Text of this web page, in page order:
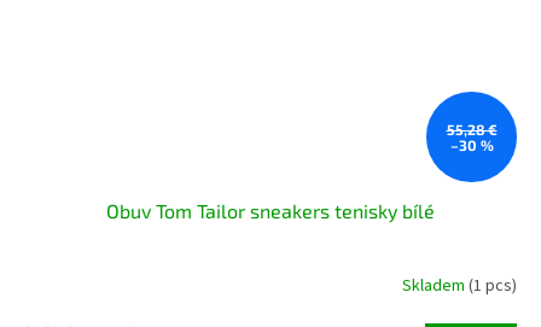
55,28 €
–30 %
Obuv Tom Tailor sneakers tenisky bílé
Skladem (1 pcs)